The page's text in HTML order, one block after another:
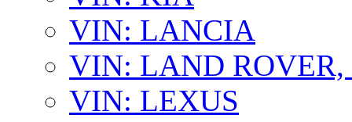
VIN: LANCIA
VIN: LAND ROVER,
VIN: LEXUS